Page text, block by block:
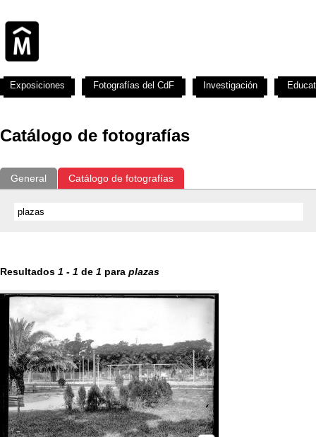
Catálogo de fotografías
General Catálogo de fotografías
Resultados 1 - 1 de 1 para plazas
Exposiciones Fotografías del CdF Investigación